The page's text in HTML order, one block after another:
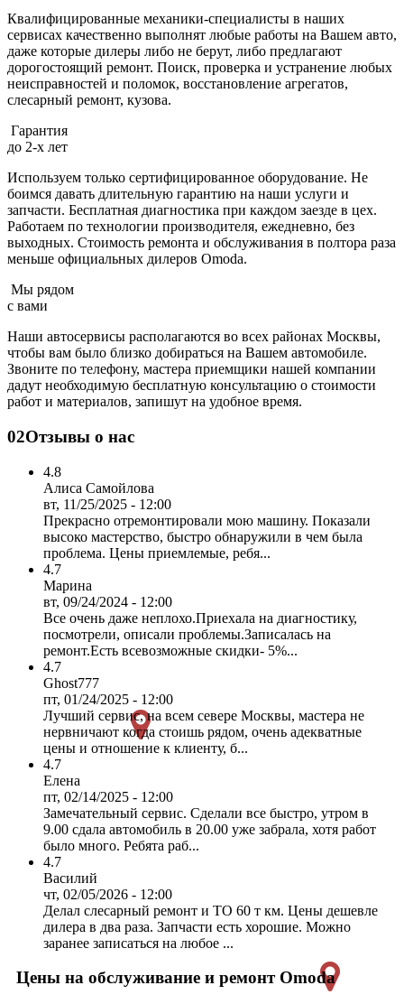
Квалифицированные механики-специалисты в наших
сервисах качественно выполнят любые работы на Вашем авто,
даже которые дилеры либо не берут, либо предлагают
дорогостоящий ремонт. Поиск, проверка и устранение любых
неисправностей и поломок, восстановление агрегатов,
слесарный ремонт, кузова.
Гарантия
до 2-х лет
Используем только сертифицированное оборудование. Не
боимся давать длительную гарантию на наши услуги и
запчасти. Бесплатная диагностика при каждом заезде в цех.
Работаем по технологии производителя, ежедневно, без
выходных. Cтоимость ремонта и обслуживания в полтора раза
меньше официальных дилеров Omoda.
Мы рядом
с вами
Наши автосервисы располагаются во всех районах Москвы,
чтобы вам было близко добираться на Вашем автомобиле.
Звоните по телефону, мастера приемщики нашей компании
дадут необходимую бесплатную консультацию о стоимости
работ и материалов, запишут на удобное время.
02Отзывы о нас
4.8
Алиса Самойлова
вт, 11/25/2025 - 12:00
Прекрасно отремонтировали мою машину. Показали
высоко мастерство, быстро обнаружили в чем была
проблема. Цены приемлемые, ребя...
4.7
Марина
вт, 09/24/2024 - 12:00
Все очень даже неплохо.Приехала на диагностику,
посмотрели, описали проблемы.Записалась на
ремонт.Есть всевозможные скидки- 5%...
4.7
Ghost777
пт, 01/24/2025 - 12:00
Лучший сервис, на всем севере Москвы, мастера не
нервничают когда стоишь рядом, очень адекватные
цены и отношение к клиенту, б...
4.7
Елена
пт, 02/14/2025 - 12:00
Замечательный сервис. Сделали все быстро, утром в
9.00 сдала автомобиль в 20.00 уже забрала, хотя работ
было много. Ребята раб...
4.7
Василий
чт, 02/05/2026 - 12:00
Делал слесарный ремонт и ТО 60 т км. Цены дешевле
дилера в два раза. Запчасти есть хорошие. Можно
заранее записаться на любое ...
Цены на обслуживание и ремонт Omoda